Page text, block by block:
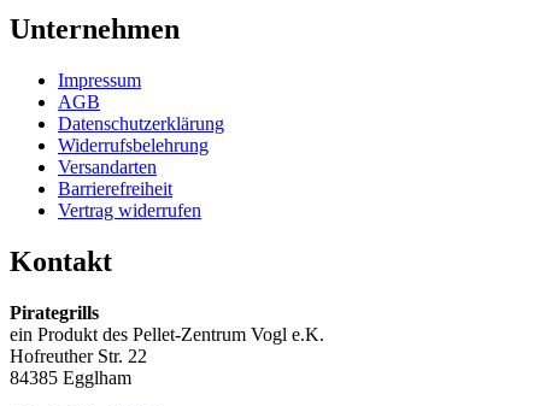
Unternehmen
Impressum
AGB
Datenschutzerklärung
Widerrufsbelehrung
Versandarten
Barrierefreiheit
Vertrag widerrufen
Kontakt
Pirategrills
ein Produkt des Pellet-Zentrum Vogl e.K.
Hofreuther Str. 22
84385 Egglham